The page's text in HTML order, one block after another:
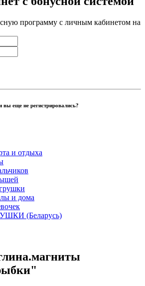
программу с личным кабинетом на
вы еще не регистрировались?
и отдыха
и дома
(Беларусь)